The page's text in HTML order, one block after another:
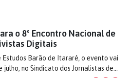
o 8º Encontro Nacional de
Digitais
Barão de Itararé, o evento vai
julho, no Sindicato dos Jornalistas de…